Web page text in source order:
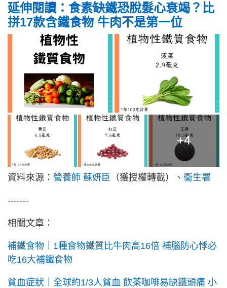
延伸閱讀：食素缺鐵恐脫髮心衰竭？比
拼17款含鐵食物 牛肉不是第一位
+4
資料來源： 營養師 蘇妍臣 （獲授權轉載） 、 衞生署
-------
相關文章：
補鐵食物｜1種食物鐵質比牛肉高16倍 補腦防心悸必
吃16大補鐵食物
貧血症狀｜全球約1/3人貧血 飲茶咖啡易缺鐵頭痛 小